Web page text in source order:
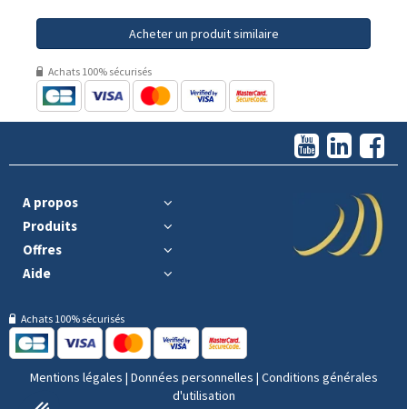
Acheter un produit similaire
Achats 100% sécurisés
A propos
Produits
Offres
Aide
Achats 100% sécurisés
Mentions légales | Données personnelles | Conditions générales
d'utilisation